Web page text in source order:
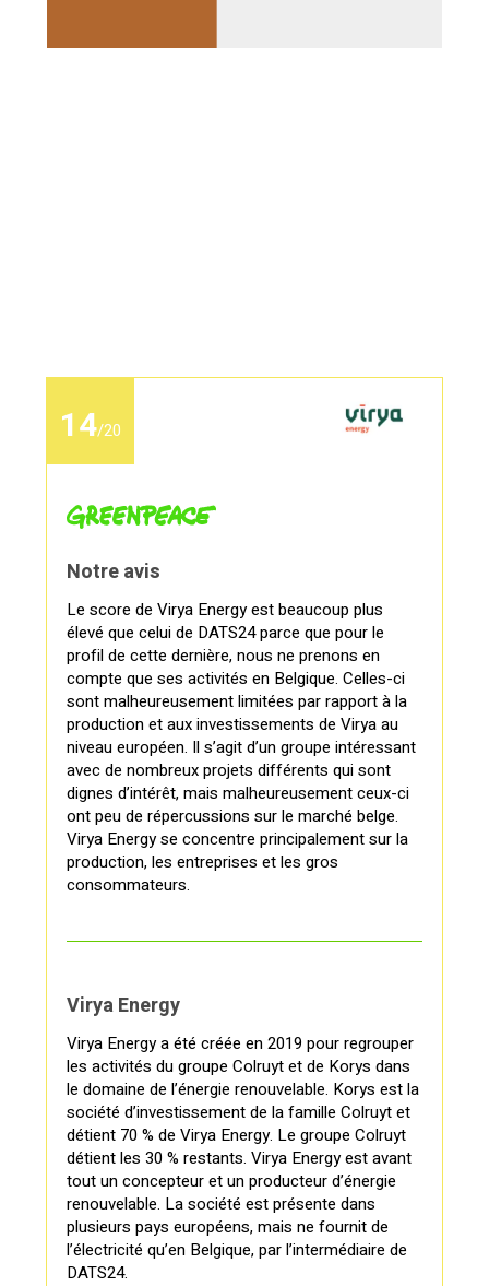
14/20
Notre avis
Le score de Virya Energy est beaucoup plus
élevé que celui de DATS24 parce que pour le
profil de cette dernière, nous ne prenons en
compte que ses activités en Belgique. Celles-ci
sont malheureusement limitées par rapport à la
production et aux investissements de Virya au
niveau européen. Il s’agit d’un groupe intéressant
avec de nombreux projets différents qui sont
dignes d’intérêt, mais malheureusement ceux-ci
ont peu de répercussions sur le marché belge.
Virya Energy se concentre principalement sur la
production, les entreprises et les gros
consommateurs.
Virya Energy
Virya Energy a été créée en 2019 pour regrouper
les activités du groupe Colruyt et de Korys dans
le domaine de l’énergie renouvelable. Korys est la
société d’investissement de la famille Colruyt et
détient 70 % de Virya Energy. Le groupe Colruyt
détient les 30 % restants. Virya Energy est avant
tout un concepteur et un producteur d’énergie
renouvelable. La société est présente dans
plusieurs pays européens, mais ne fournit de
l’électricité qu’en Belgique, par l’intermédiaire de
DATS24.